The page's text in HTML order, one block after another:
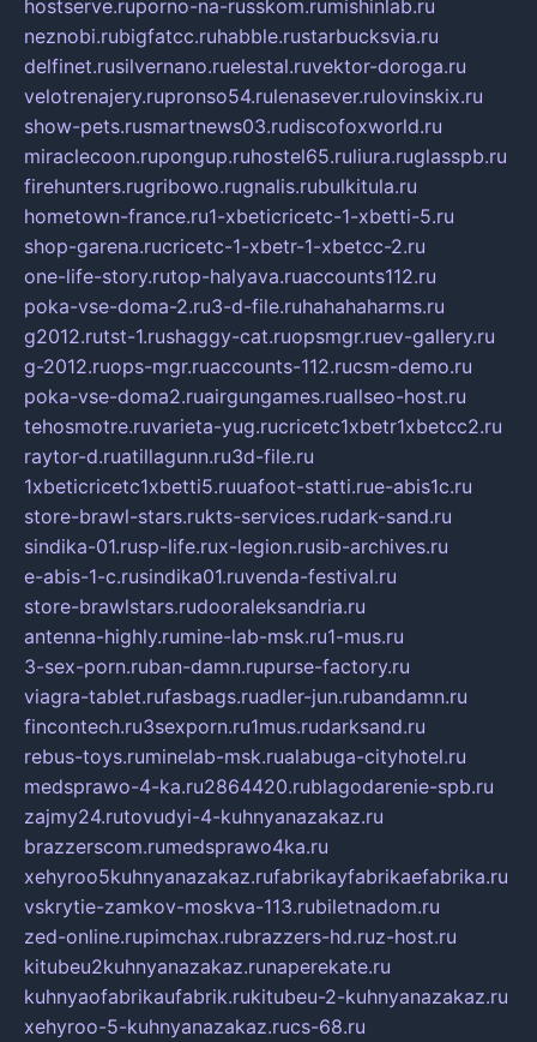
hostserve.ruporno-na-russkom.rumishinlab.ru
neznobi.rubigfatcc.ruhabble.rustarbucksvia.ru
delfinet.rusilvernano.ruelestal.ruvektor-doroga.ru
velotrenajery.rupronso54.rulenasever.rulovinskix.ru
show-pets.rusmartnews03.rudiscofoxworld.ru
miraclecoon.rupongup.ruhostel65.ruliura.ruglasspb.ru
firehunters.rugribowo.rugnalis.rubulkitula.ru
hometown-france.ru1-xbeticricetc-1-xbetti-5.ru
shop-garena.rucricetc-1-xbetr-1-xbetcc-2.ru
one-life-story.rutop-halyava.ruaccounts112.ru
poka-vse-doma-2.ru3-d-file.ruhahahaharms.ru
g2012.rutst-1.rushaggy-cat.ruopsmgr.ruev-gallery.ru
g-2012.ruops-mgr.ruaccounts-112.rucsm-demo.ru
poka-vse-doma2.ruairgungames.ruallseo-host.ru
tehosmotre.ruvarieta-yug.rucricetc1xbetr1xbetcc2.ru
raytor-d.ruatillagunn.ru3d-file.ru
1xbeticricetc1xbetti5.ruuafoot-statti.rue-abis1c.ru
store-brawl-stars.rukts-services.rudark-sand.ru
sindika-01.rusp-life.rux-legion.rusib-archives.ru
e-abis-1-c.rusindika01.ruvenda-festival.ru
store-brawlstars.rudooraleksandria.ru
antenna-highly.rumine-lab-msk.ru1-mus.ru
3-sex-porn.ruban-damn.rupurse-factory.ru
viagra-tablet.rufasbags.ruadler-jun.rubandamn.ru
fincontech.ru3sexporn.ru1mus.rudarksand.ru
rebus-toys.ruminelab-msk.rualabuga-cityhotel.ru
medsprawo-4-ka.ru2864420.rublagodarenie-spb.ru
zajmy24.rutovudyi-4-kuhnyanazakaz.ru
brazzerscom.rumedsprawo4ka.ru
xehyroo5kuhnyanazakaz.rufabrikayfabrikaefabrika.ru
vskrytie-zamkov-moskva-113.rubiletnadom.ru
zed-online.rupimchax.rubrazzers-hd.ruz-host.ru
kitubeu2kuhnyanazakaz.runaperekate.ru
kuhnyaofabrikaufabrik.rukitubeu-2-kuhnyanazakaz.ru
xehyroo-5-kuhnyanazakaz.rucs-68.ru